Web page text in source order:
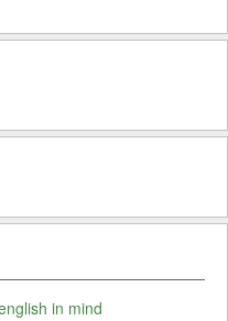
in mind